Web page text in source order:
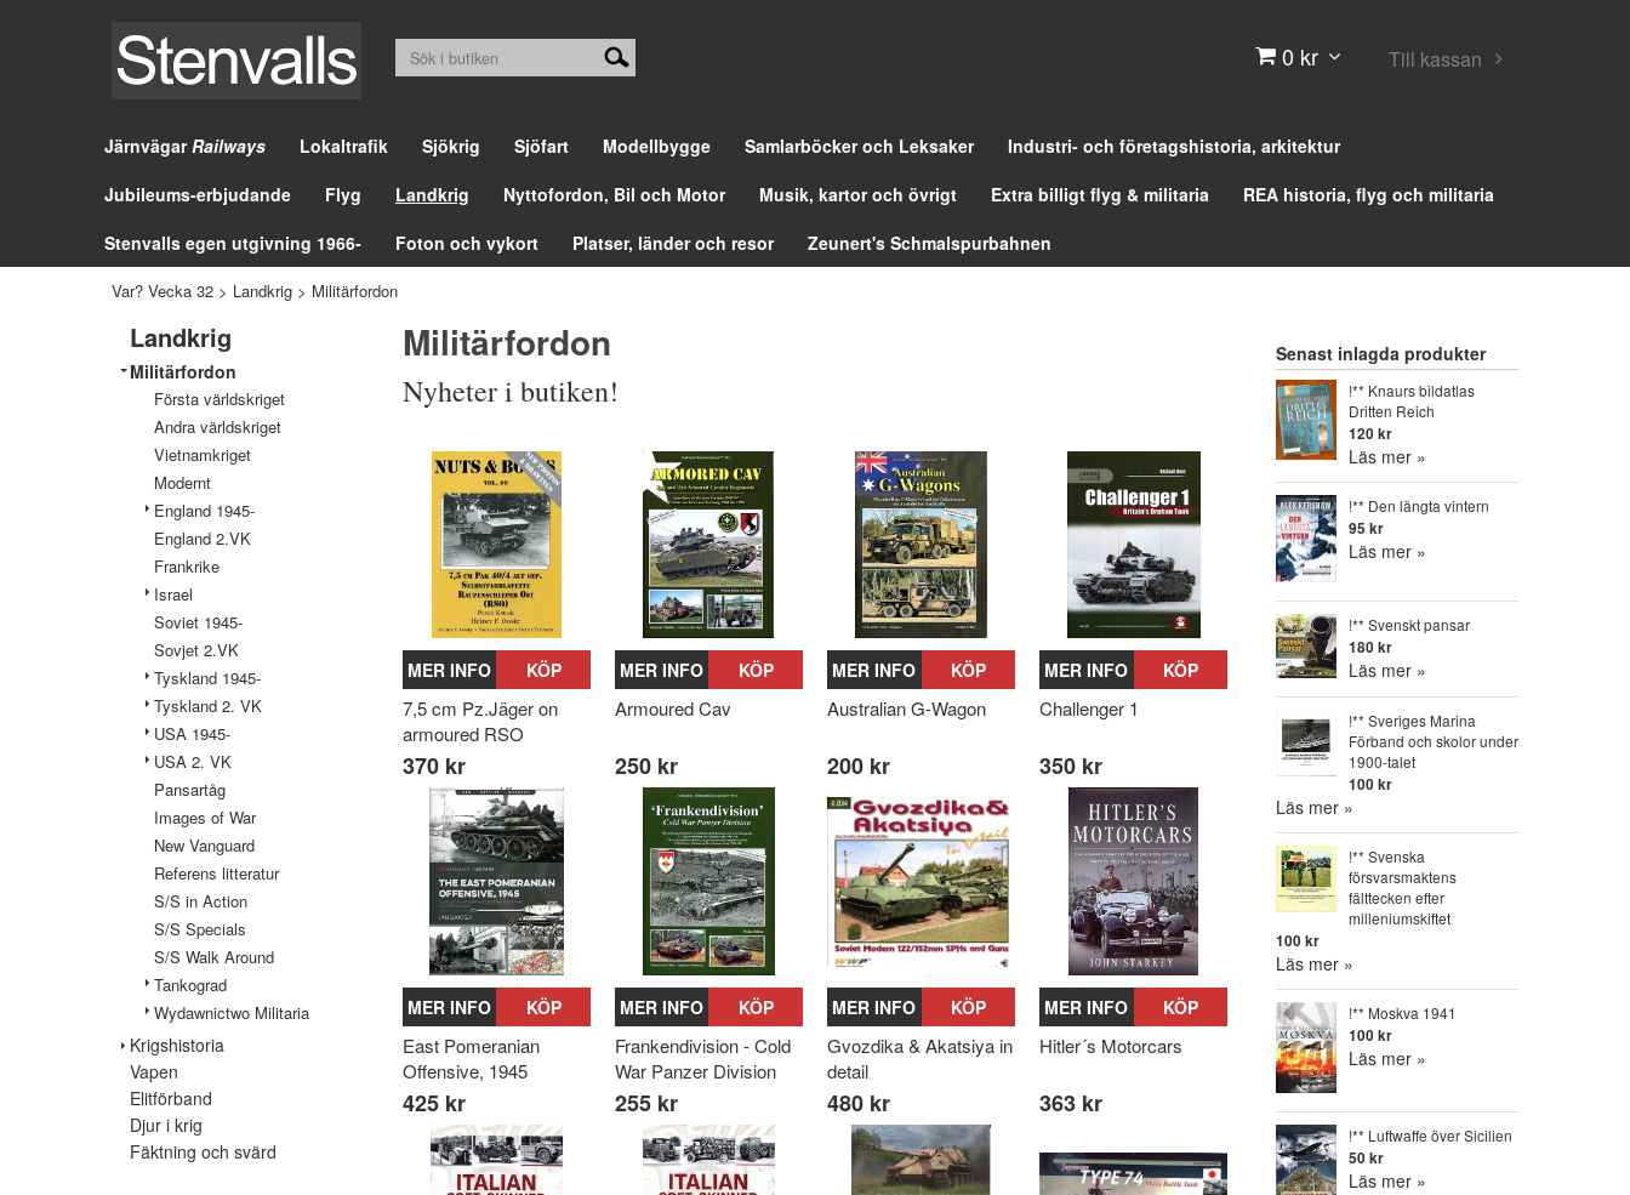
0 kr Till kassan
JärnvägarRailways Lokaltrafik Sjökrig Sjöfart Modellbygge Samlarböcker och Leksaker
Industri- och företagshistoria, arkitektur
Jubileums-erbjudande
Flyg Landkrig Nyttofordon, Bil och Motor Musik, kartor och övrigt Extra billigt flyg & militaria
REA historia, flyg och militaria
Stenvalls egen utgivning 1966-
Foton och vykort Platser, länder och resor Zeunert's Schmalspurbahnen
Var? Vecka 32 > Landkrig > Militärfordon
Landkrig
Militärfordon
Första världskriget
Andra världskriget
Vietnamkriget
Modernt
England 1945-
England 2.VK
Frankrike
Israel
Soviet 1945-
Sovjet 2.VK
Tyskland 1945-
Tyskland 2. VK
USA 1945-
USA 2. VK
Pansartåg
Images of War
New Vanguard
Referens litteratur
S/S in Action
S/S Specials
S/S Walk Around
Tankograd
Wydawnictwo Militaria
Krigshistoria
Vapen
Elitförband
Djur i krig
Fäktning och svärd
Militärfordon
Nyheter i butiken!
MER INFO KÖP
7,5 cm Pz.Jäger on
armoured RSO
370 kr
MER INFO KÖP
Armoured Cav
250 kr
MER INFO KÖP
Australian G-Wagon
200 kr
MER INFO KÖP
Challenger 1
350 kr
MER INFO KÖP
East Pomeranian
Offensive, 1945
425 kr
MER INFO KÖP
Frankendivision - Cold
War Panzer Division
255 kr
MER INFO KÖP
Gvozdika & Akatsiya in
detail
480 kr
MER INFO KÖP
Hitler´s Motorcars
363 kr
Senast inlagda produkter
!** Knaurs bildatlas
Dritten Reich
120 kr
Läs mer »
!** Den längta vintern
95 kr
Läs mer »
!** Svenskt pansar
180 kr
Läs mer »
!** Sveriges Marina
Förband och skolor under
1900-talet
100 kr
Läs mer »
!** Svenska
försvarsmaktens
fälttecken efter
milleniumskiftet
100 kr
Läs mer »
!** Moskva 1941
100 kr
Läs mer »
!** Luftwaffe över Sicilien
50 kr
Läs mer »